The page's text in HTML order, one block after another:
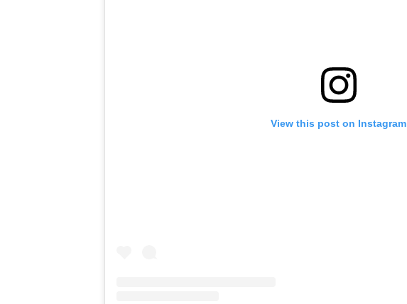
View this post on Instagram